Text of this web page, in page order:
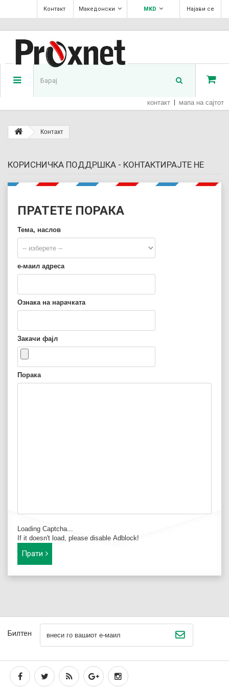
Најави се
MKD
Македонски
Контакт
контакт мапа на сајтот
Контакт
КОРИСНИЧКА ПОДДРШКА - КОНТАКТИРАЈТЕ НЕ
ПРАТЕТЕ ПОРАКА
Тема, наслов
е-маил адреса
Ознака на нарачката
Закачи фајл
Порака
Loading Captcha...
If it doesn't load, please disable Adblock!
Прати
Билтен